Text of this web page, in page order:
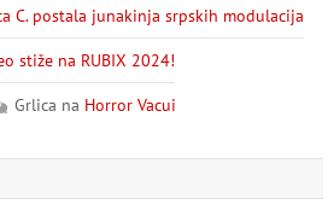
C. postala junakinja srpskih modulacija
stiže na RUBIX 2024!
Grlica na Horror Vacui